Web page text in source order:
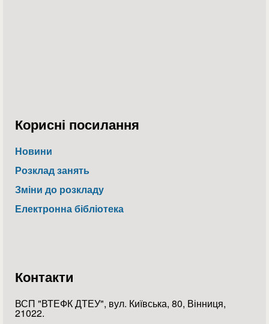
Корисні посилання
Новини
Розклад занять
Зміни до розкладу
Електронна бібліотека
Контакти
ВСП "ВТЕФК ДТЕУ", вул. Київська, 80, Вінниця,
21022.